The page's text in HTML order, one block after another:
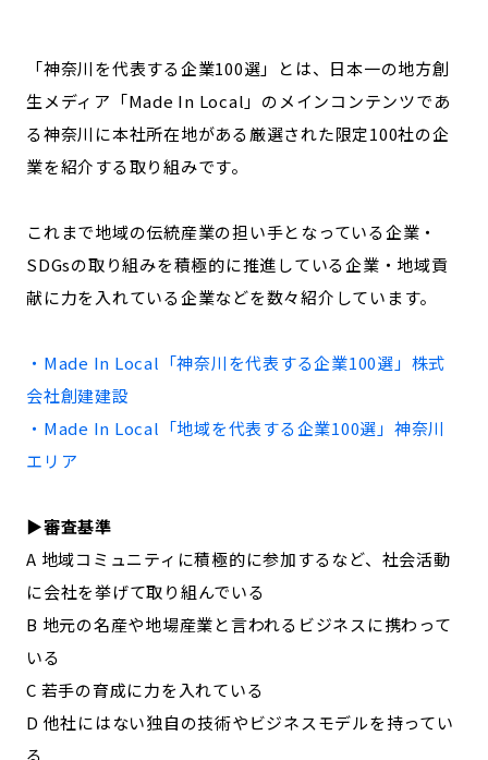
Localist
イベント
飲食店
地域豆知識
「人」から探す
お問い合わせ
「神奈川を代表する企業100選」とは、日本一の地方創
生メディア「Made In Local」のメインコンテンツであ
る神奈川 に本社所在地がある厳選された限定100社の企
業を紹介する取り組みです。
これまで地域の伝統産業の担い手となっている企業・
SDGsの取り組みを積極的に推進している企業・地域貢
献に力を入れている企業などを数々紹介しています。
・Made In Local「神奈川を代表する企業100選」 株式
会社創建建設
・Made In Local「地域を代表する企業100選」 神奈川
エリア
▶︎審査基準
A 地域コミュニティに積極的に参加するなど、社会活動
に会社を挙げて取り組んでいる
B 地元の名産や地場産業と言われるビジネスに携わって
いる
C 若手の育成に力を入れている
D 他社にはない独自の技術やビジネスモデルを持ってい
る